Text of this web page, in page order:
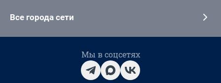
Все города сети
Мы в соцсетях